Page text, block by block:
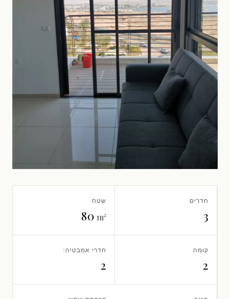
חדרים
3
שטח
80 m²
קומה
2
חדרי אמבטיה:
2